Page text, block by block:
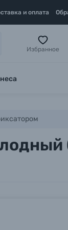
и оплата
Избранное